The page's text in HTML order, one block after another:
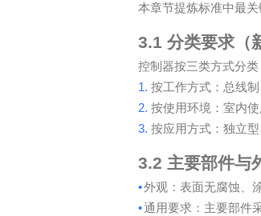
本章节提炼标准中最
3.1 分类要求（
控制器按三类方式分
1. 按工作方式：总线
2. 按使用环境：室内
3. 按应用方式：独立
3.2 主要部件与
•外观：表面无腐蚀、
•通用要求：主要部件